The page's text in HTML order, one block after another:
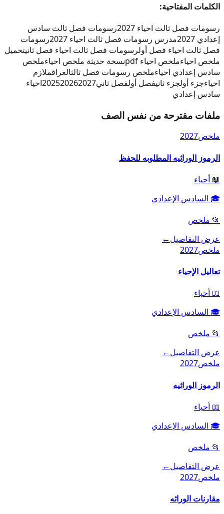
الكلمات المفتاحية:
رسومات فصل ثالث احياء 2027
رسومات فصل ثالث سادس
إعدادي 2027
مدرس رسومات فصل ثالث احياء 2027
رسومات
فصل ثالث احياء فصل أولرسومات فصل ثالث احياء فصل ثانيتحميل
ملخص احياءملخص احياء pdf نسخة حديثة ملخص احياءملخص
سادس إعدادي احياءملخص رسومات فصل ثالثالعراقملازم
احياءجزء أولجزء ثانيفصل أولفصل ثاني 202520262027
احياء
سادس إعدادي
ملفات مقترحة من نفس الصف
ملخص2027
الرموز الوراثيه المطلوبه للحفظ
📖 أحياء
🎓 السادس الإعدادي
📂 ملخص
عرض التفاصيل←
ملخص2027
تعاليل الإحياء
📖 أحياء
🎓 السادس الإعدادي
📂 ملخص
عرض التفاصيل←
ملخص2027
الرموز الوراثيه
📖 أحياء
🎓 السادس الإعدادي
📂 ملخص
عرض التفاصيل←
ملخص2027
مقارنات الوراثه